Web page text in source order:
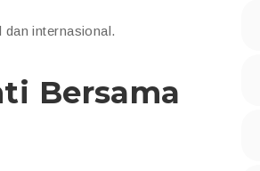
internasional.
Bersama